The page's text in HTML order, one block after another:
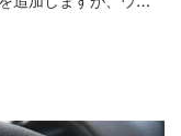
ーであなたの外観を